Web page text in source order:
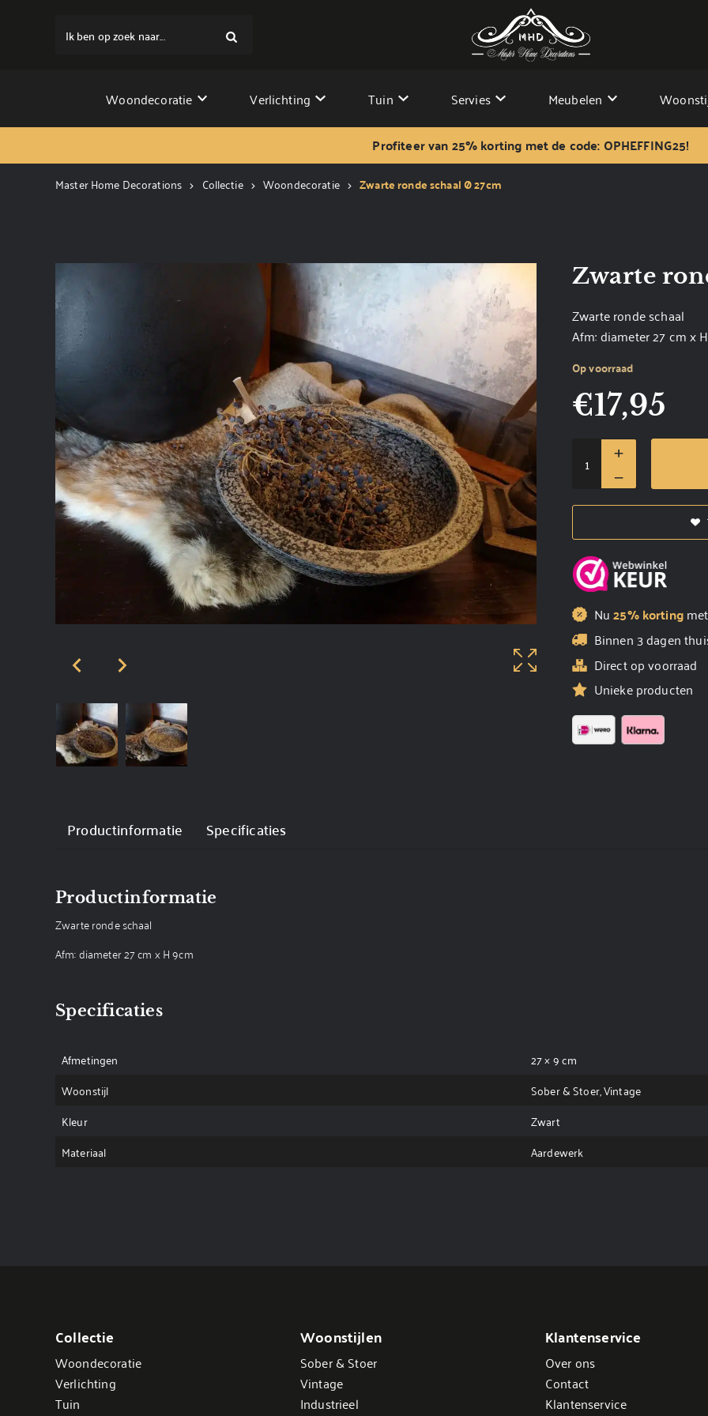
Ik ben op zoek naar...
Woondecoratie Verlichting Tuin Servies Meubelen
Profiteer van 25% korting met de code: OPHEFFING25!
Master Home Decorations Collectie Woondecoratie Zwarte ronde schaal Ø 27cm
Zwarte
Zwarte ronde schaal
Afm: diameter 27 cm x
Op voorraad
€17,95
Nu25% korting
Binnen 3 dagen
Direct op voorraad
Unieke producten
Productinformatie Specificaties
Productinformatie
Zwarte ronde schaal
Afm: diameter 27 cm x H 9cm
Specificaties
Afmetingen
27 × 9 cm
Woonstijl
Sober & Stoer, Vintage
Kleur
Zwart
Materiaal
Aardewerk
Collectie
Woondecoratie
Verlichting
Tuin
Woonstijlen
Sober & Stoer
Vintage
Industrieel
Klantenservice
Over ons
Contact
Klantenservice